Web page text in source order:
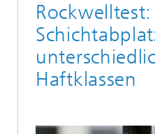
Rockwelltest:
Haftklassen